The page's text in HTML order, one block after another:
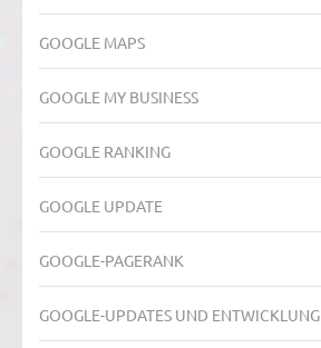
GOOGLE MAPS
GOOGLE MY BUSINESS
GOOGLE RANKING
GOOGLE UPDATE
GOOGLE-PAGERANK
GOOGLE-UPDATES UND ENTWICKLUNG